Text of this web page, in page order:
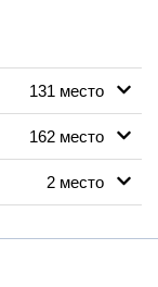
131 место
162 место
2 место